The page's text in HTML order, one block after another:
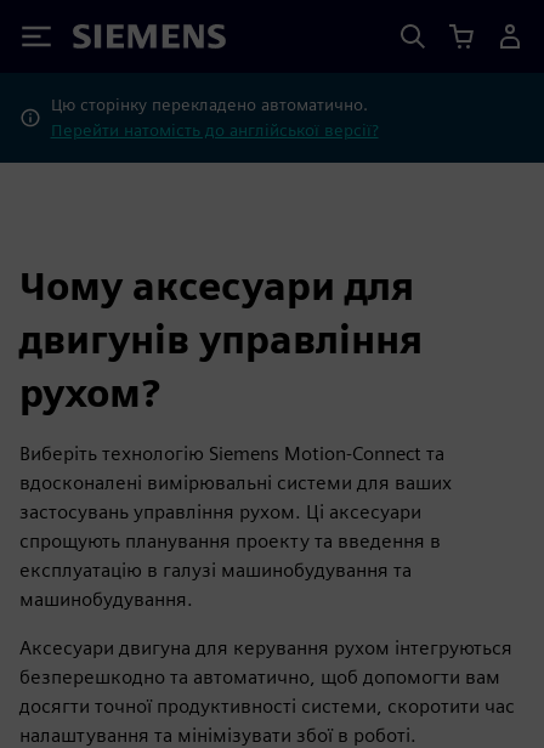
Siemens
Цю сторінку перекладено автоматично.
Перейти натомість до англійської версії?
Чому аксесуари для
двигунів управління
рухом?
Виберіть технологію Siemens Motion-Connect та
вдосконалені вимірювальні системи для ваших
застосувань управління рухом. Ці аксесуари
спрощують планування проекту та введення в
експлуатацію в галузі машинобудування та
машинобудування.
Аксесуари двигуна для керування рухом інтегруються
безперешкодно та автоматично, щоб допомогти вам
досягти точної продуктивності системи, скоротити час
налаштування та мінімізувати збої в роботі.